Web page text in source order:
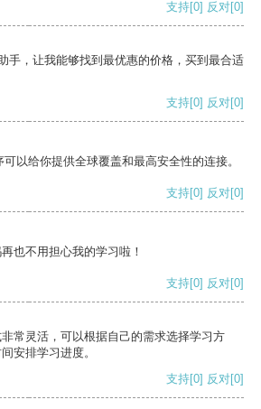
支持[0] 反对[0]
手，让我能够找到最优惠的价格，买到最合适
支持[0] 反对[0]
以给你提供全球覆盖和最高安全性的连接。
支持[0] 反对[0]
也不用担心我的学习啦！
支持[0] 反对[0]
常灵活，可以根据自己的需求选择学习方
安排学习进度。
支持[0] 反对[0]